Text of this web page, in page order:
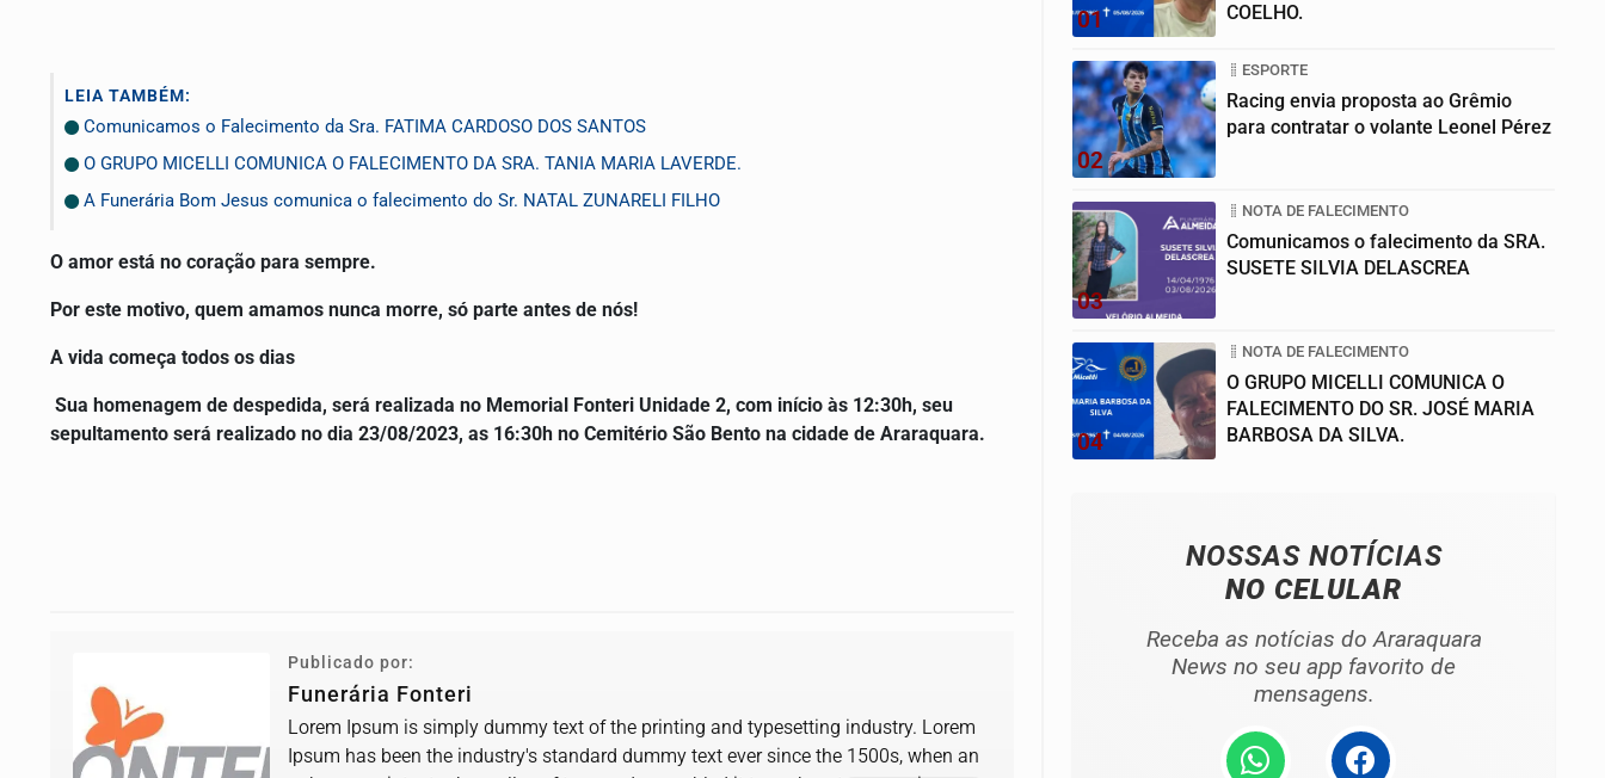
LEIA TAMBÉM:
Comunicamos o Falecimento da Sra. FATIMA CARDOSO DOS SANTOS
O GRUPO MICELLI COMUNICA O FALECIMENTO DA SRA. TANIA MARIA LAVERDE.
A Funerária Bom Jesus comunica o falecimento do Sr. NATAL ZUNARELI FILHO
O amor está no coração para sempre.
Por este motivo, quem amamos nunca morre, só parte antes de nós!
A vida começa todos os dias
Sua homenagem de despedida, será realizada no Memorial Fonteri Unidade 2, com início às 12:30h, seu
sepultamento será realizado no dia 23/08/2023, as 16:30h no Cemitério São Bento na cidade de Araraquara.
Publicado por:
Funerária Fonteri
Lorem Ipsum is simply dummy text of the printing and typesetting industry. Lorem
Ipsum has been the industry's standard dummy text ever since the 1500s, when an
01
COELHO.
02
ESPORTE
Racing envia proposta ao Grêmio
para contratar o volante Leonel Pérez
03
NOTA DE FALECIMENTO
Comunicamos o falecimento da SRA.
SUSETE SILVIA DELASCREA
04
NOTA DE FALECIMENTO
O GRUPO MICELLI COMUNICA O
FALECIMENTO DO SR. JOSÉ MARIA
BARBOSA DA SILVA.
NOSSAS NOTÍCIAS
NO CELULAR
Receba as notícias do Araraquara
News no seu app favorito de
mensagens.